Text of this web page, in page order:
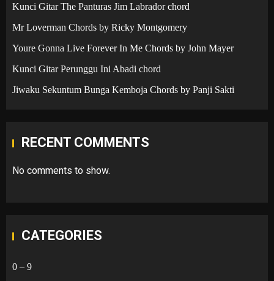
Kunci Gitar The Panturas Jim Labrador chord
Mr Loverman Chords by Ricky Montgomery
Youre Gonna Live Forever In Me Chords by John Mayer
Kunci Gitar Perunggu Ini Abadi chord
Jiwaku Sekuntum Bunga Kemboja Chords by Panji Sakti
RECENT COMMENTS
No comments to show.
CATEGORIES
0 – 9